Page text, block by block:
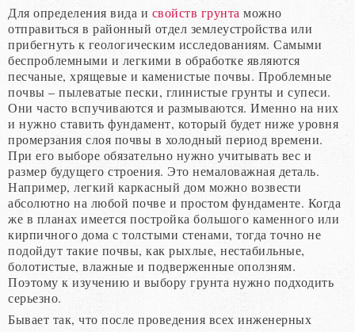
Для определения вида и свойств грунта можно
отправиться в районный отдел землеустройства или
прибегнуть к геологическим исследованиям. Самыми
беспроблемными и легкими в обработке являются
песчаные, хрящевые и каменистые почвы. Проблемные
почвы – пылеватые пески, глинистые грунты и супеси.
Они часто вспучиваются и размываются. Именно на них
и нужно ставить фундамент, который будет ниже уровня
промерзания слоя почвы в холодный период времени.
При его выборе обязательно нужно учитывать вес и
размер будущего строения. Это немаловажная деталь.
Например, легкий каркасный дом можно возвести
абсолютно на любой почве и простом фундаменте. Когда
же в планах имеется постройка большого каменного или
кирпичного дома с толстыми стенами, тогда точно не
подойдут такие почвы, как рыхлые, нестабильные,
болотистые, влажные и подверженные оползням.
Поэтому к изучению и выбору грунта нужно подходить
серьезно.
Бывает так, что после проведения всех инженерных